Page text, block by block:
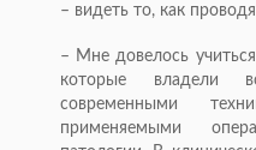
– видеть то, как
– Мне довелось
которые владели
современными
применяемыми